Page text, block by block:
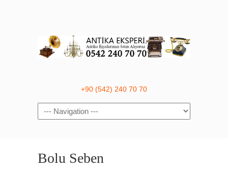
+90 (542) 240 70 70
Navigation
Bolu Seben